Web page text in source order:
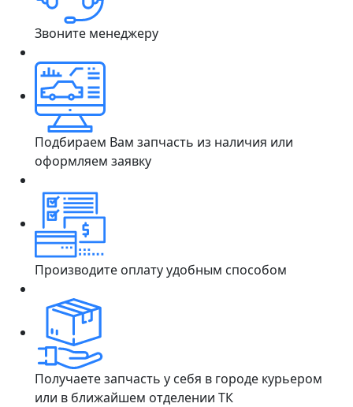
Звоните менеджеру
Подбираем Вам запчасть из наличия или
оформляем заявку
Производите оплату удобным способом
Получаете запчасть у себя в городе курьером
или в ближайшем отделении ТК